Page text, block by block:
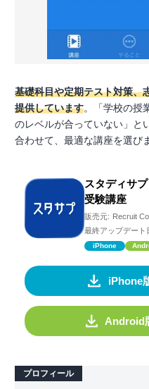
基礎科目や定期テスト対策、
提供しています。「学校の授
のレベルが合っていない」と
合わせて、最適な講座を選び
スタディサ
受験講座
販売元: Recruit
最終アップデート
iPhone
iPhone
Android
プロフィール